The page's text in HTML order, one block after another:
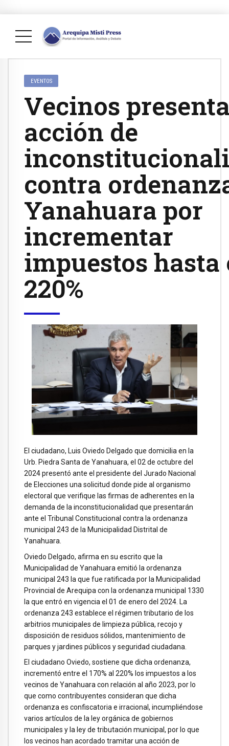
EVENTOS
Vecinos
acción de
contra
Yanahuara por
incrementar
impuestos hasta
220%
El ciudadano, Luis Oviedo Delgado que domicilia en la
Urb. Piedra Santa de Yanahuara, el 02 de octubre del
2024 presentó ante el presidente del Jurado Nacional
de Elecciones una solicitud donde pide al organismo
electoral que verifique las firmas de adherentes en la
demanda de la inconstitucionalidad que presentarán
ante el Tribunal Constitucional contra la ordenanza
municipal 243 de la Municipalidad Distrital de
Yanahuara.
Oviedo Delgado, afirma en su escrito que la
Municipalidad de Yanahuara emitió la ordenanza
municipal 243 la que fue ratificada por la Municipalidad
Provincial de Arequipa con la ordenanza municipal 1330
la que entró en vigencia el 01 de enero del 2024. La
ordenanza 243 establece el régimen tributario de los
arbitrios municipales de limpieza pública, recojo y
disposición de residuos sólidos, mantenimiento de
parques y jardines públicos y seguridad ciudadana.
El ciudadano Oviedo, sostiene que dicha ordenanza,
incrementó entre el 170% al 220% los impuestos a los
vecinos de Yanahuara con relación al año 2023, por lo
que como contribuyentes consideran que dicha
ordenanza es confiscatoria e irracional, incumpliéndose
varios artículos de la ley orgánica de gobiernos
municipales y la ley de tributación municipal, por lo que
los vecinos han acordado tramitar una acción de